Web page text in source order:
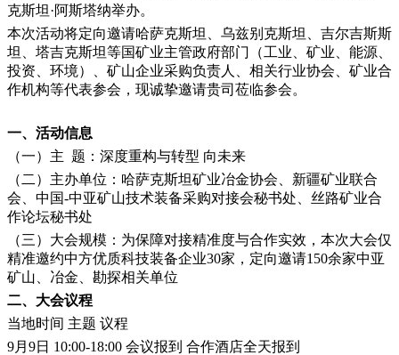
克斯坦·阿斯塔纳举办。
本次活动将定向邀请哈萨克斯坦、乌兹别克斯坦、吉尔吉斯斯
坦、塔吉克斯坦等国矿业主管政府部门（工业、矿业、能源、
投资、环境）、矿山企业采购负责人、相关行业协会、矿业合
作机构等代表参会，现诚挚邀请贵司莅临参会。
一、活动信息
（一）主 题：深度重构与转型 向未来
（二）主办单位：哈萨克斯坦矿业冶金协会、新疆矿业联合
会、中国-中亚矿山技术装备采购对接会秘书处、丝路矿业合
作论坛秘书处
（三）大会规模：为保障对接精准度与合作实效，本次大会仅
精准邀约中方优质科技装备企业30家，定向邀请150余家中亚
矿山、冶金、勘探相关单位
二、大会议程
当地时间 主题 议程
9月9日 10:00-18:00 会议报到 合作酒店全天报到